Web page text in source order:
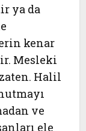
ya da
kenar
Mesleki
Halil
ve
ele